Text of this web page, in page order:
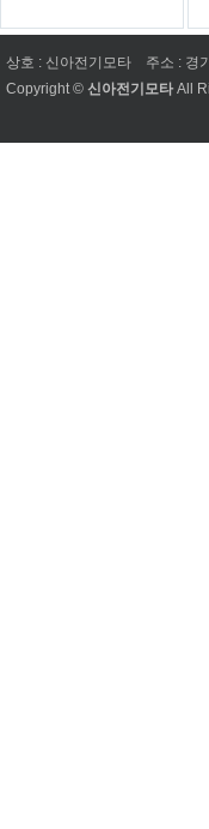
상호 : 신아전기모타
주소 : 경
Copyright © 신아전기모타All